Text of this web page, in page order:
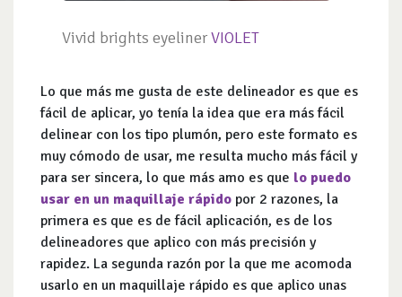
Vivid brights eyelinerVIOLET
Lo que más me gusta de este delineador es que es
fácil de aplicar, yo tenía la idea que era más fácil
delinear con los tipo plumón, pero este formato es
muy cómodo de usar, me resulta mucho más fácil y
para ser sincera, lo que más amo es que lo puedo
usar en un maquillaje rápido por 2 razones, la
primera es que es de fácil aplicación, es de los
delineadores que aplico con más precisión y
rapidez. La segunda razón por la que me acomoda
usarlo en un maquillaje rápido es que aplico unas